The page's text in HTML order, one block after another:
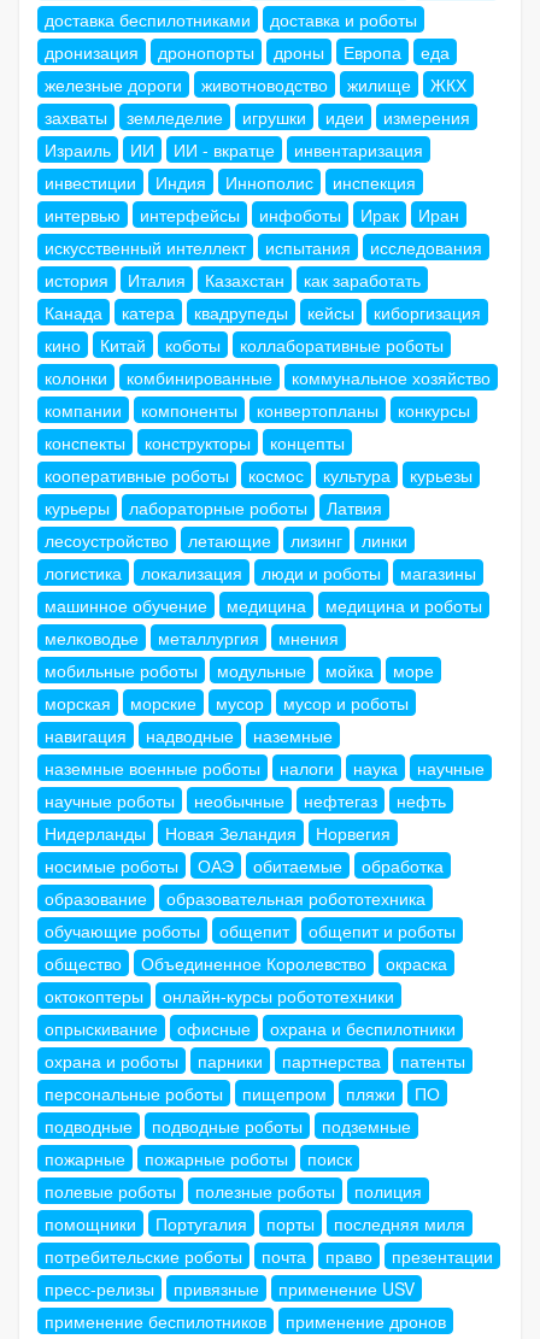
доставка беспилотниками
доставка и роботы
дронизация
дронопорты дроны Европа
еда
железные дороги
животноводство жилище
ЖКХ
захваты
земледелие игрушки идеи
измерения
Израиль
ИИ ИИ - вкратце
инвентаризация
инвестиции
Индия Иннополис
инспекция
интервью
интерфейсы инфоботы Ирак
Иран
искусственный интеллект
испытания
исследования
история
Италия Казахстан
как заработать
Канада
катера квадрупеды кейсы
киборгизация
кино
Китай коботы
коллаборативные роботы
колонки
комбинированные
коммунальное хозяйство
компании
компоненты конвертопланы
конкурсы
конспекты
конструкторы
концепты
кооперативные роботы
космос культура
курьезы
курьеры
лабораторные роботы
Латвия
лесоустройство
летающие лизинг
линки
логистика
локализация люди и роботы
магазины
машинное обучение
медицина
медицина и роботы
мелководье
металлургия
мнения
мобильные роботы
модульные мойка
море
морская
морские мусор
мусор и роботы
навигация
надводные
наземные
наземные военные роботы
налоги наука
научные
научные роботы
необычные нефтегаз
нефть
Нидерланды
Новая Зеландия
Норвегия
носимые роботы
ОАЭ обитаемые
обработка
образование
образовательная робототехника
обучающие роботы
общепит
общепит и роботы
общество
Объединенное Королевство
окраска
октокоптеры
онлайн-курсы робототехники
опрыскивание
офисные
охрана и беспилотники
охрана и роботы
парники партнерства
патенты
персональные роботы
пищепром пляжи
ПО
подводные
подводные роботы
подземные
пожарные
пожарные роботы
поиск
полевые роботы
полезные роботы
полиция
помощники
Португалия порты
последняя миля
потребительские роботы
почта право
презентации
пресс-релизы
привязные
применение USV
применение беспилотников
применение дронов